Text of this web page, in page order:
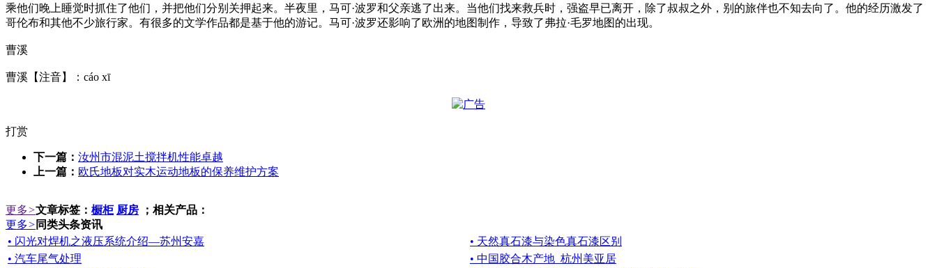
乘他们晚上睡觉时抓住了他们，并把他们分别关押起来。半夜里，马可·波罗和父亲逃了出来。当他们找来救兵时，强盗早已离开，除了叔叔之外，别的旅伴也不知去向了。他的经历激发了
哥伦布和其他不少旅行家。有很多的文学作品都是基于他的游记。马可·波罗还影响了欧洲的地图制作，导致了弗拉·毛罗地图的出现。
曹溪
曹溪【注音】：cáo xī
打赏
下一篇： 汝州市混泥土搅拌机性能卓越
上一篇： 欧氏地板对实木运动地板的保养维护方案
更多>文章标签： 橱柜 厨房 ；相关产品：
更多> 同类头条资讯
• 闪光对焊机之液压系统介绍—苏州安嘉
• 天然真石漆与染色真石漆区别
• 汽车尾气处理
• 中国胶合木产地_杭州美亚居